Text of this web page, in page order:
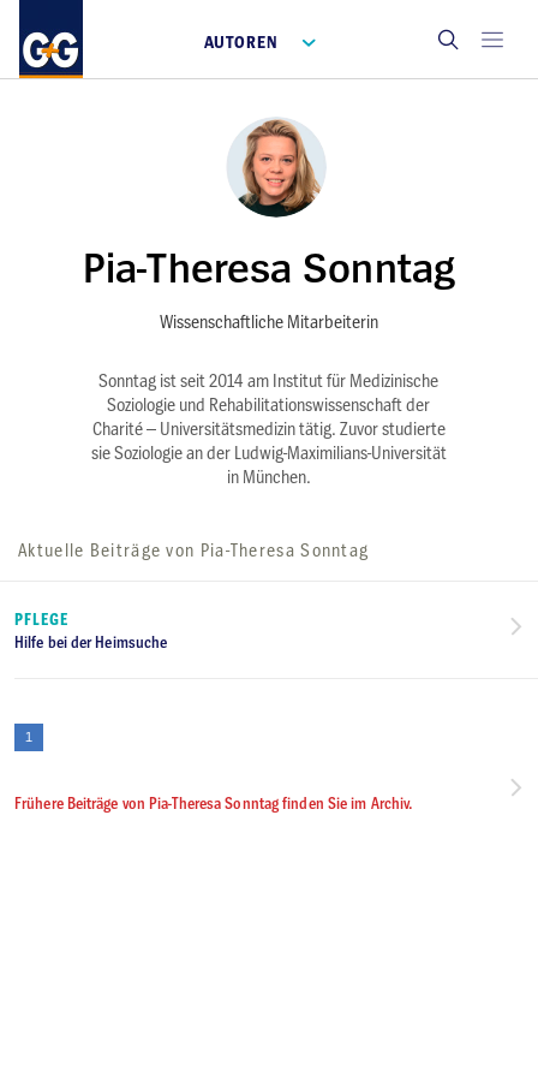
AUTOREN
Pia-Theresa Sonntag
Wissenschaftliche Mitarbeiterin
Sonntag ist seit 2014 am Institut für Medizinische
Soziologie und Rehabilitationswissenschaft der
Charité – Universitätsmedizin tätig. Zuvor studierte
sie Soziologie an der Ludwig-Maximilians-Universität
in München.
Aktuelle Beiträge von Pia-Theresa Sonntag
PFLEGE
Hilfe bei der Heimsuche
1
Frühere Beiträge von Pia-Theresa Sonntag finden Sie im Archiv.